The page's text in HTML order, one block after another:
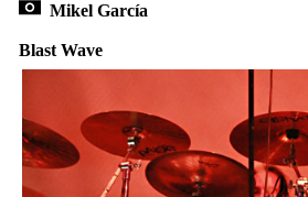
Mikel García
Blast Wave